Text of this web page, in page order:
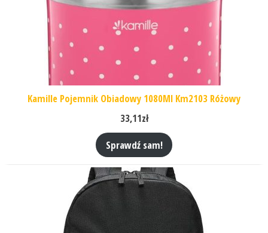
Kamille Pojemnik Obiadowy 1080Ml Km2103 Różowy
33,11zł
Sprawdź sam!